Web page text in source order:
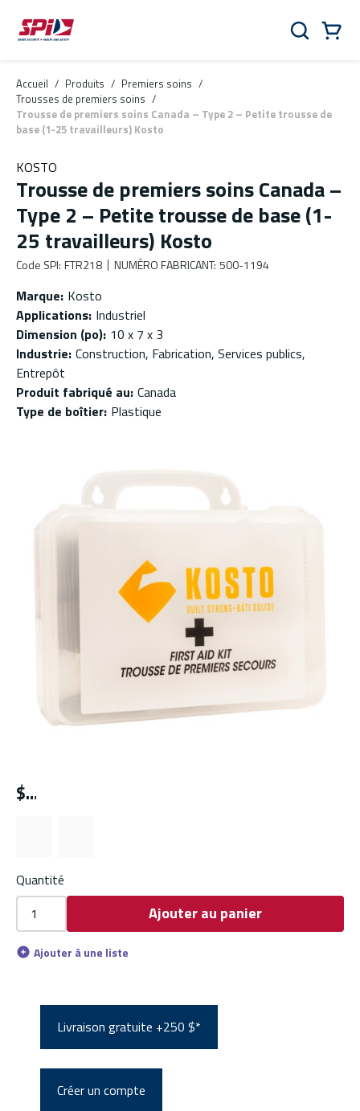
Aller au contenu principal
Skip to menu
Skip to footer
Rechercher
Accueil / Produits / Premiers soins /
Trousses de premiers soins /
Trousse de premiers soins Canada – Type 2 – Petite trousse de
base (1-25 travailleurs) Kosto
KOSTO
Trousse de premiers soins Canada –
Type 2 – Petite trousse de base (1-
25 travailleurs) Kosto
Code SPI: FTR218 NUMÉRO FABRICANT: 500-1194
Marque: Kosto
Applications: Industriel
Dimension (po): 10 x 7 x 3
Industrie: Construction, Fabrication, Services publics,
Entrepôt
Produit fabriqué au: Canada
Type de boîtier: Plastique
$
Quantité
Ajouter au panier
Ajouter à une liste
Livraison gratuite +250 $*
Créer un compte